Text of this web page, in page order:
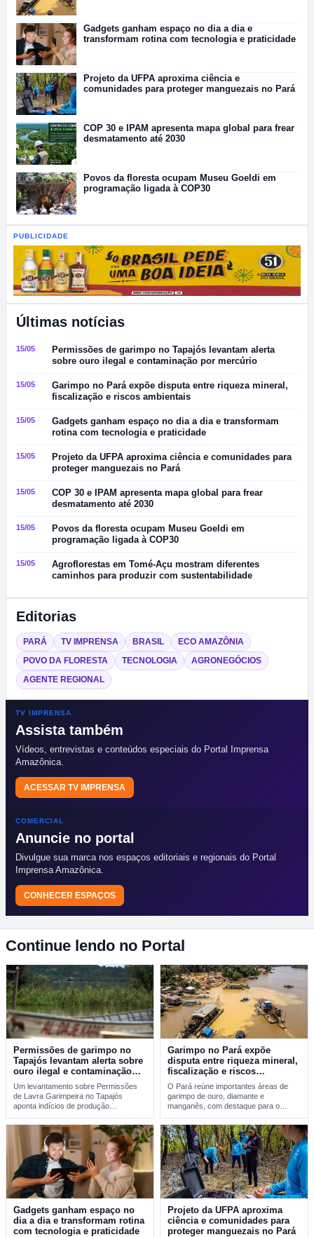
Gadgets ganham espaço no dia a dia e
transformam rotina com tecnologia e praticidade
Projeto da UFPA aproxima ciência e
comunidades para proteger manguezais no Pará
COP 30 e IPAM apresenta mapa global para frear
desmatamento até 2030
Povos da floresta ocupam Museu Goeldi em
programação ligada à COP30
PUBLICIDADE
Últimas notícias
15/05
Permissões de garimpo no Tapajós levantam alerta
sobre ouro ilegal e contaminação por mercúrio
15/05
Garimpo no Pará expõe disputa entre riqueza mineral,
fiscalização e riscos ambientais
15/05
Gadgets ganham espaço no dia a dia e transformam
rotina com tecnologia e praticidade
15/05
Projeto da UFPA aproxima ciência e comunidades para
proteger manguezais no Pará
15/05
COP 30 e IPAM apresenta mapa global para frear
desmatamento até 2030
15/05
Povos da floresta ocupam Museu Goeldi em
programação ligada à COP30
15/05
Agroflorestas em Tomé-Açu mostram diferentes
caminhos para produzir com sustentabilidade
Editorias
PARÁ TV IMPRENSA BRASIL ECO AMAZÔNIA
POVO DA FLORESTA TECNOLOGIA AGRONEGÓCIOS
AGENTE REGIONAL
TV IMPRENSA
Assista também
Vídeos, entrevistas e conteúdos especiais do Portal Imprensa
Amazônica.
ACESSAR TV IMPRENSA
COMERCIAL
Anuncie no portal
Divulgue sua marca nos espaços editoriais e regionais do Portal
Imprensa Amazônica.
CONHECER ESPAÇOS
Continue lendo no Portal
Permissões de garimpo no
Tapajós levantam alerta sobre
ouro ilegal e contaminação
por mercúrio
Um levantamento sobre Permissões
de Lavra Garimpeira no Tapajós
aponta indícios de produção
Garimpo no Pará expõe
disputa entre riqueza mineral,
fiscalização e riscos
ambientais
O Pará reúne importantes áreas de
garimpo de ouro, diamante e
manganês, com destaque para o
Gadgets ganham espaço no
dia a dia e transformam rotina
com tecnologia e praticidade
Projeto da UFPA aproxima
ciência e comunidades para
proteger manguezais no Pará